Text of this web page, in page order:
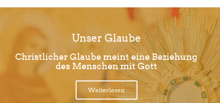
Unser Glaube
Christlicher Glaube meint eine Beziehung
des Menschen mit Gott
Weiterlesen